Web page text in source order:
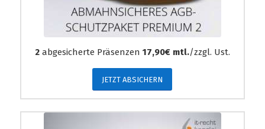
2 abgesicherte Präsenzen 17,90€ mtl./zzgl. Ust.
JETZT ABSICHERN